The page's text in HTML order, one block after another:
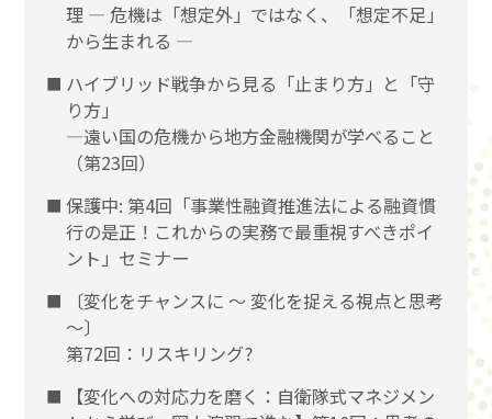
理 ― 危機は「想定外」ではなく、「想定不足」
から生まれる ―
ハイブリッド戦争から見る「止まり方」と「守
り方」
―遠い国の危機から地方金融機関が学べること
（第23回）
保護中: 第4回「事業性融資推進法による融資慣
行の是正！これからの実務で最重視すべきポイ
ント」セミナー
〔変化をチャンスに 〜 変化を捉える視点と思考
〜〕
第72回：リスキリング?
【変化への対応力を磨く：自衛隊式マネジメン